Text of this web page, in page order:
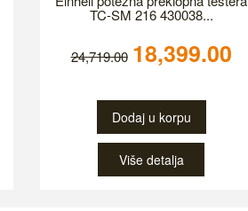
TC-SM 216 430038...
24,719.00 18,399.00
Dodaj u korpu
Više detalja